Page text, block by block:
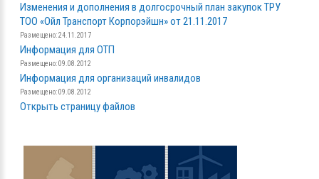
Изменения и дополнения в долгосрочный план закупок ТРУ
ТОО «Ойл Транспорт Корпорэйшн» от 21.11.2017
Размещено: 24.11.2017
Информация для ОТП
Размещено: 09.08.2012
Информация для организаций инвалидов
Размещено: 09.08.2012
Открыть страницу файлов